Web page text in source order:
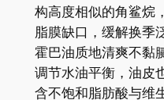
构高度相似的角鲨烷
脂膜缺口，缓解换季
霍巴油质地清爽不黏
调节水油平衡，油皮
含不饱和脂肪酸与维